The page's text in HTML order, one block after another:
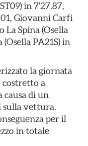
in 7’27.87,
Giovanni Carfì
La Spina (Osella
PA21S) in
la giornata
a
causa di un
sulla vettura.
per il
in totale